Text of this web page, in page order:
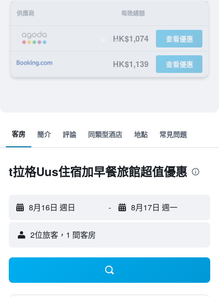
供應商 每晚總額
HK$1,074 查看優惠
HK$1,139 查看優惠
客房 簡介 評論 同類型酒店 地點 常見問題
t拉格Uus住宿加早餐旅館超值優惠
8月16日 週日 - 8月17日 週一
2位旅客，1 間客房